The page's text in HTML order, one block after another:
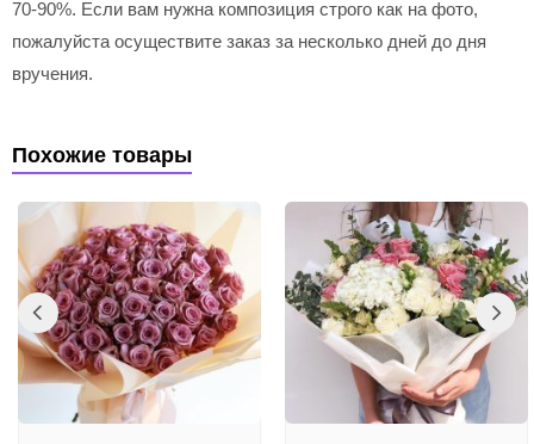
70-90%. Если вам нужна композиция строго как на фото,
пожалуйста осуществите заказ за несколько дней до дня
вручения.
Похожие товары